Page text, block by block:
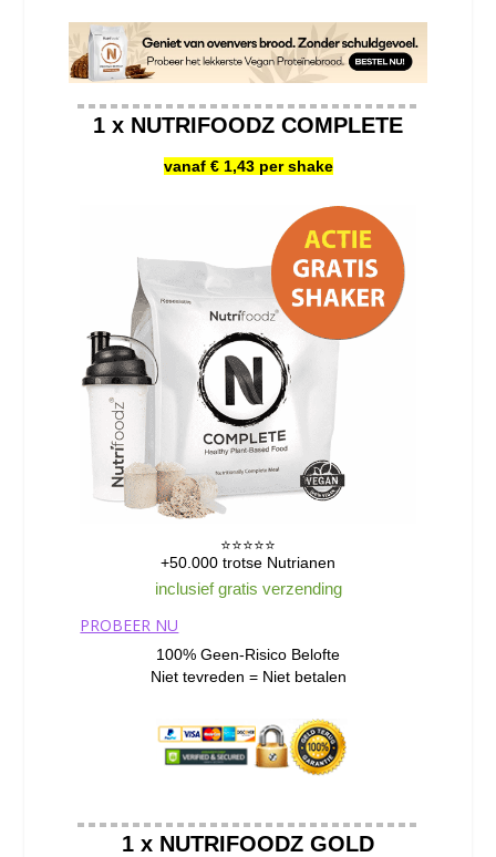
1 x NUTRIFOODZ COMPLETE
vanaf € 1,43 per shake
⭐️⭐️⭐️⭐️⭐️
+50.000 trotse Nutrianen
inclusief gratis verzending
PROBEER NU
100% Geen-Risico Belofte
Niet tevreden = Niet betalen
1 x NUTRIFOODZ GOLD